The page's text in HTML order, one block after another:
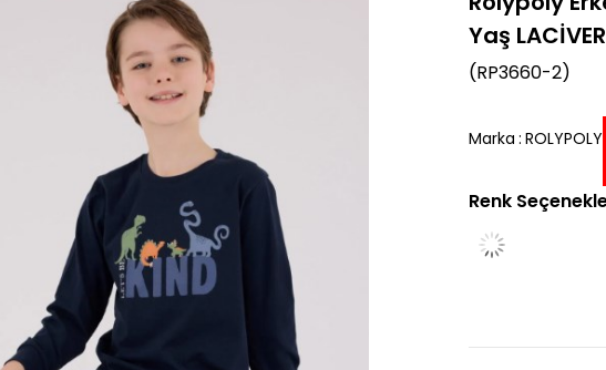
Yaş
(RP3660-2)
Marka : ROLYPOLY
Renk